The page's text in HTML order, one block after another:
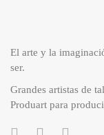
El arte y la
ser.
Grandes artistas de
Produart para